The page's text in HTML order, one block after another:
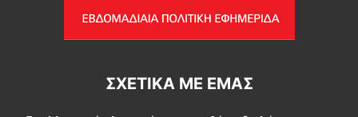
ΣΧΕΤΙΚΆ ΜΕ ΕΜΆΣ